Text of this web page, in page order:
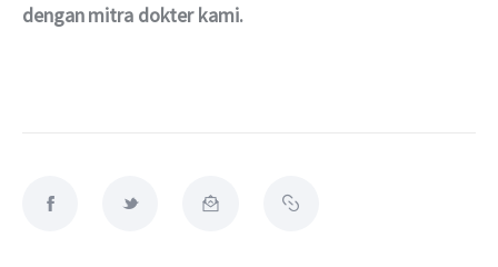
dengan mitra dokter kami.